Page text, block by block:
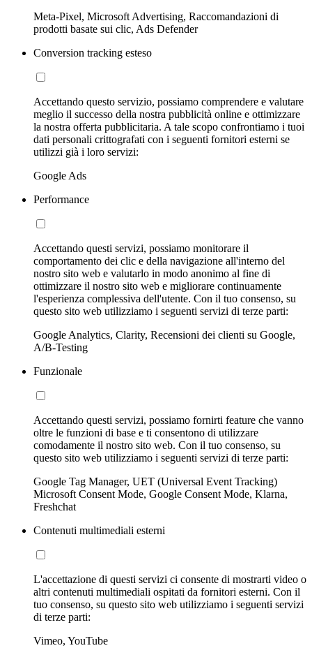
Meta-Pixel, Microsoft Advertising, Raccomandazioni di
prodotti basate sui clic, Ads Defender
Conversion tracking esteso
Accettando questo servizio, possiamo comprendere e valutare
meglio il successo della nostra pubblicità online e ottimizzare
la nostra offerta pubblicitaria. A tale scopo confrontiamo i tuoi
dati personali crittografati con i seguenti fornitori esterni se
utilizzi già i loro servizi:
Google Ads
Performance
Accettando questi servizi, possiamo monitorare il
comportamento dei clic e della navigazione all'interno del
nostro sito web e valutarlo in modo anonimo al fine di
ottimizzare il nostro sito web e migliorare continuamente
l'esperienza complessiva dell'utente. Con il tuo consenso, su
questo sito web utilizziamo i seguenti servizi di terze parti:
Google Analytics, Clarity, Recensioni dei clienti su Google,
A/B-Testing
Funzionale
Accettando questi servizi, possiamo fornirti feature che vanno
oltre le funzioni di base e ti consentono di utilizzare
comodamente il nostro sito web. Con il tuo consenso, su
questo sito web utilizziamo i seguenti servizi di terze parti:
Google Tag Manager, UET (Universal Event Tracking)
Microsoft Consent Mode, Google Consent Mode, Klarna,
Freshchat
Contenuti multimediali esterni
L'accettazione di questi servizi ci consente di mostrarti video o
altri contenuti multimediali ospitati da fornitori esterni. Con il
tuo consenso, su questo sito web utilizziamo i seguenti servizi
di terze parti:
Vimeo, YouTube